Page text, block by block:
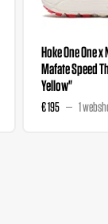
Hoke One One
Mafate Speed
Yellow"
€ 195 1